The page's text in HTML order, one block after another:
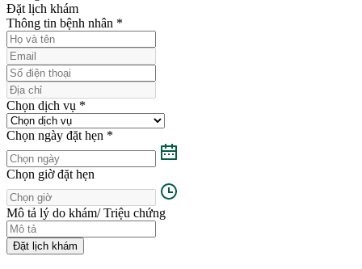
Đặt lịch khám
Thông tin bệnh nhân *
Chọn dịch vụ *
Chọn ngày đặt hẹn *
Chọn giờ đặt hẹn
Mô tả lý do khám/ Triệu chứng
Đặt lịch khám